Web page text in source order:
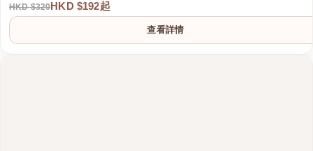
HKD $320HKD $192起
查看詳情